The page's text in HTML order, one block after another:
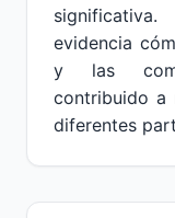
evidencia
y las
contribuido a
diferentes